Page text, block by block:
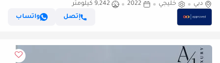
دبي
خليجي 2022
9,242 كيلومتر
إتصل
واتساب